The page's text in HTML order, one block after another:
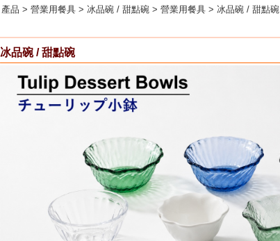
產品 > 營業用餐具 > 冰品碗 / 甜點碗 > 營業用餐具 > 冰品碗 / 甜點碗
冰品碗 / 甜點碗